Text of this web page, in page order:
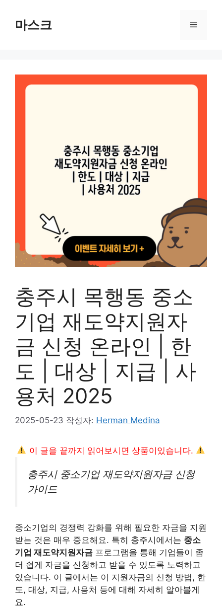
마스크 메
충주시 목행동 중소
기업 재도약지원자
금 신청 온라인 | 한
도 | 대상 | 지급 | 사
용처 2025
2025-05-23 작성자: Herman Medina
이 글을 끝까지 읽어보시면 상품이있습니다.
충주시 중소기업 재도약지원자금 신청
가이드
중소기업의 경쟁력 강화를 위해 필요한 자금을 지원
받는 것은 매우 중요해요. 특히 충주시에서는 중소
기업 재도약지원자금 프로그램을 통해 기업들이 좀
더 쉽게 자금을 신청하고 받을 수 있도록 노력하고
있습니다. 이 글에서는 이 지원자금의 신청 방법, 한
도, 대상, 지급, 사용처 등에 대해 자세히 알아볼게
요.